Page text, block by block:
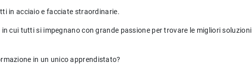
in acciaio e facciate straordinarie.
cui tutti si impegnano con grande passione per trovare le migliori soluzioni
in un unico apprendistato?